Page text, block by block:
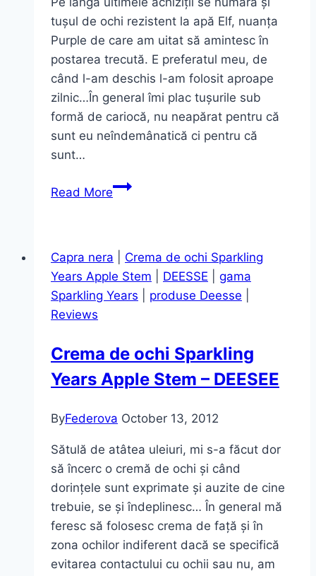
Photoderm
MAX
Aquafluide
SPF
50+
(review)
tușul de ochi rezistent la apă Elf, nuanța
Purple de care am uitat să amintesc în
postarea trecută. E preferatul meu, de
când l-am deschis l-am folosit aproape
zilnic…În general îmi plac tușurile sub
formă de cariocă, nu neapărat pentru că
sunt eu neîndemânatică ci pentru că
sunt…
Read MoreTuș
formă
de
cariocă,
–
ELF-
Capra nera
Crema de ochi Sparkling
Years Apple Stem
DEESSE
gama
Sparkling Years
produse Deesse
Reviews
Crema de ochi Sparkling
Years Apple Stem – DEESEE
ByFederova October 13, 2012
Sătulă de atâtea uleiuri, mi s-a făcut dor
să încerc o cremă de ochi și când
dorințele sunt exprimate și auzite de cine
trebuie, se și îndeplinesc… În general mă
feresc să folosesc crema de față și în
zona ochilor indiferent dacă se specifică
evitarea contactului cu ochii sau nu, am